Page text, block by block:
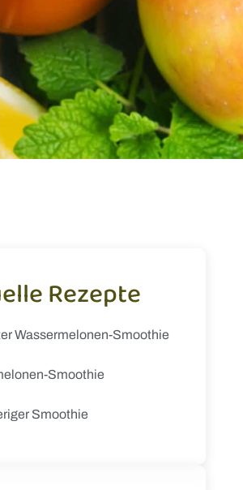
Rezepte
Wassermelonen-Smoothie
Smoothie
Smoothie